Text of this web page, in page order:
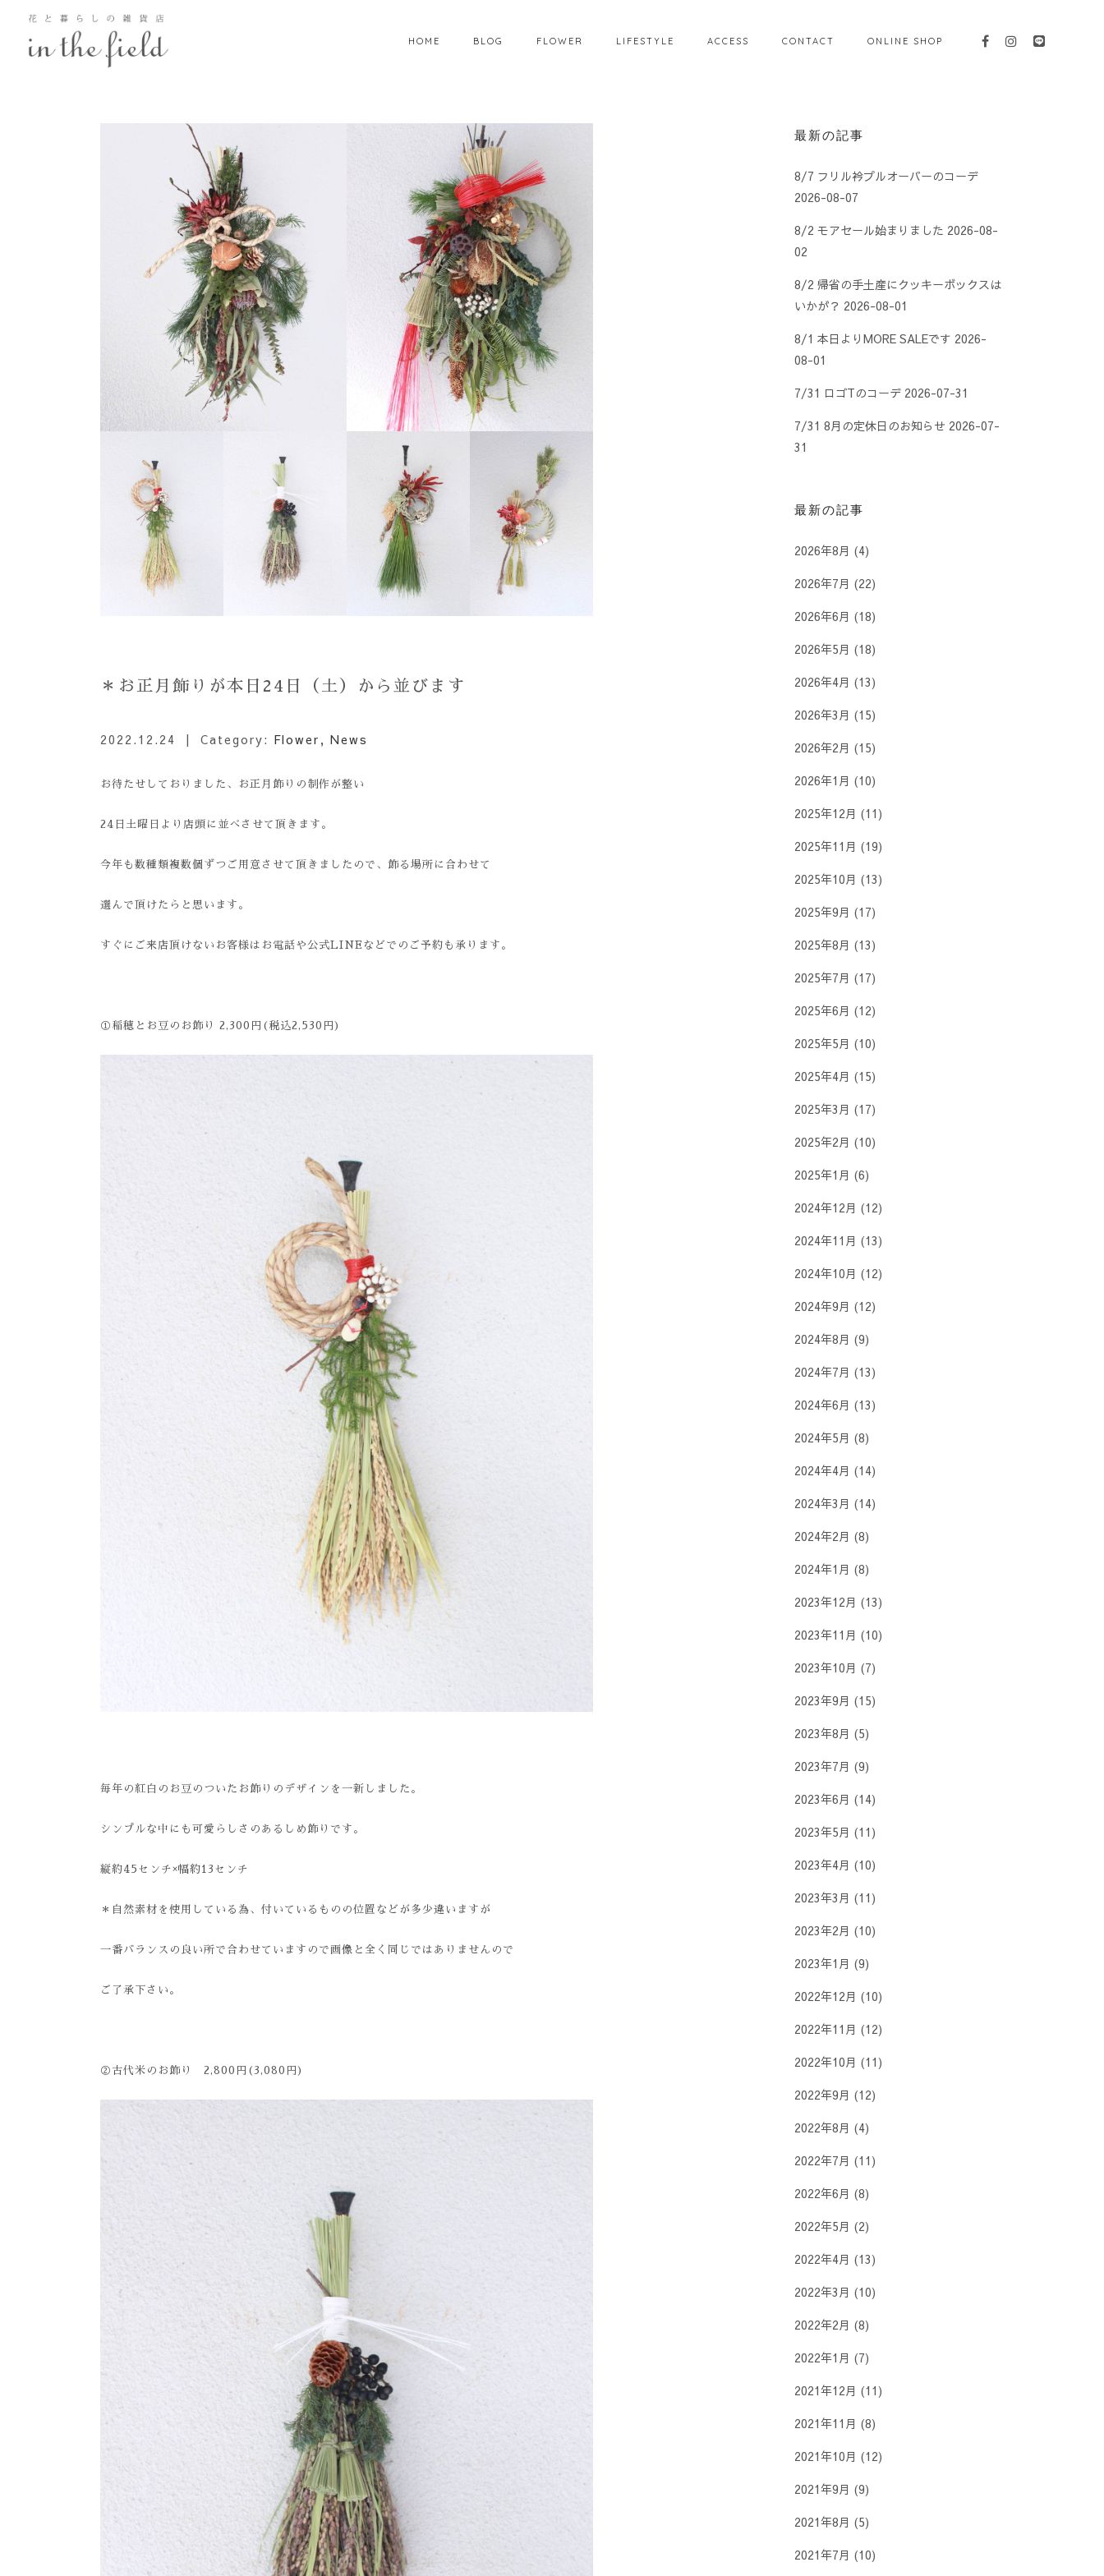
HOME BLOG FLOWER LIFESTYLE ACCESS CONTACT ONLINE SHOP
＊お正月飾りが本日24日（土）から並びます
2022.12.24 | Category: Flower , News
お待たせしておりました、お正月飾りの制作が整い
24日土曜日より店頭に並べさせて頂きます。
今年も数種類複数個ずつご用意させて頂きましたので、飾る場所に合わせて
選んで頂けたらと思います。
すぐにご来店頂けないお客様はお電話や公式LINEなどでのご予約も承ります。
①稲穂とお豆のお飾り 2,300円(税込2,530円)
毎年の紅白のお豆のついたお飾りのデザインを一新しました。
シンプルな中にも可愛らしさのあるしめ飾りです。
縦約45センチ×幅約13センチ
＊自然素材を使用している為、付いているものの位置などが多少違いますが
一番バランスの良い所で合わせていますので画像と全く同じではありませんので
ご了承下さい。
②古代米のお飾り 2,800円(3,080円)
最新の記事
8/7 フリル衿プルオーバーのコーデ
2026-08-07
8/2 モアセール始まりました 2026-08-
02
8/2 帰省の手土産にクッキーボックスは
いかが？ 2026-08-01
8/1 本日よりMORE SALEです 2026-
08-01
7/31 ロゴTのコーデ 2026-07-31
7/31 8月の定休日のお知らせ 2026-07-
31
最新の記事
2026年8月 (4)
2026年7月 (22)
2026年6月 (18)
2026年5月 (18)
2026年4月 (13)
2026年3月 (15)
2026年2月 (15)
2026年1月 (10)
2025年12月 (11)
2025年11月 (19)
2025年10月 (13)
2025年9月 (17)
2025年8月 (13)
2025年7月 (17)
2025年6月 (12)
2025年5月 (10)
2025年4月 (15)
2025年3月 (17)
2025年2月 (10)
2025年1月 (6)
2024年12月 (12)
2024年11月 (13)
2024年10月 (12)
2024年9月 (12)
2024年8月 (9)
2024年7月 (13)
2024年6月 (13)
2024年5月 (8)
2024年4月 (14)
2024年3月 (14)
2024年2月 (8)
2024年1月 (8)
2023年12月 (13)
2023年11月 (10)
2023年10月 (7)
2023年9月 (15)
2023年8月 (5)
2023年7月 (9)
2023年6月 (14)
2023年5月 (11)
2023年4月 (10)
2023年3月 (11)
2023年2月 (10)
2023年1月 (9)
2022年12月 (10)
2022年11月 (12)
2022年10月 (11)
2022年9月 (12)
2022年8月 (4)
2022年7月 (11)
2022年6月 (8)
2022年5月 (2)
2022年4月 (13)
2022年3月 (10)
2022年2月 (8)
2022年1月 (7)
2021年12月 (11)
2021年11月 (8)
2021年10月 (12)
2021年9月 (9)
2021年8月 (5)
2021年7月 (10)